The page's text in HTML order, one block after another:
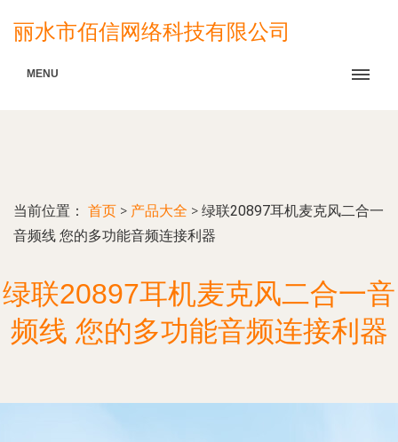
丽水市佰信网络科技有限公司
MENU
当前位置： 首页 > 产品大全 > 绿联20897耳机麦克风二合一
音频线 您的多功能音频连接利器
绿联20897耳机麦克风二合一音
频线 您的多功能音频连接利器